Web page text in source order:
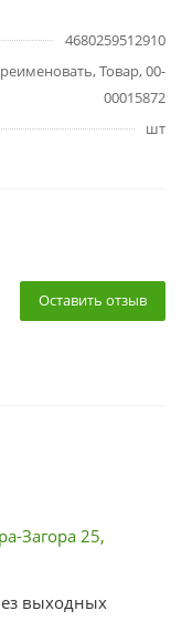
4680259512910
Товар, 00-
00015872
шт
Оставить отзыв
Загора 25,
выходных